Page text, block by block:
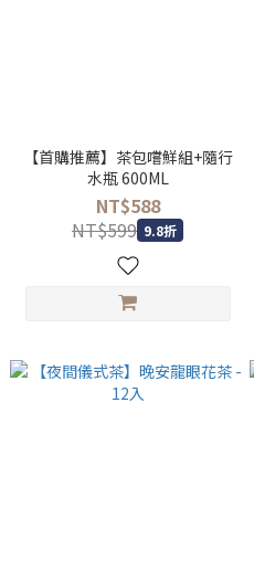
【首購推薦】茶包嚐鮮組+隨行
水瓶 600ML
NT$588
NT$599 9.8折